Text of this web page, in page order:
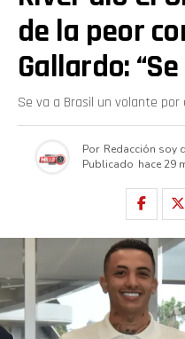
de la peor
Gallardo:
Se va a Brasil un volante por
Por Redacción soy
Publicado hace 29